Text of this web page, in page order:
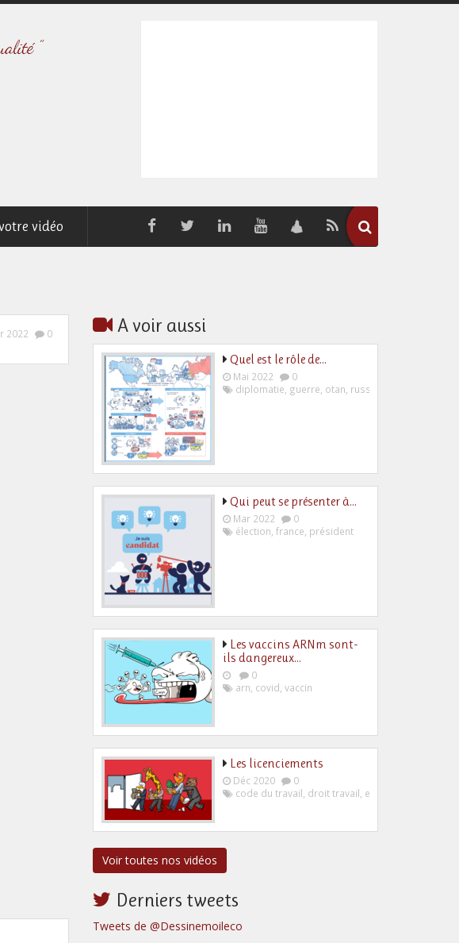
vidéo
2022 0 A voir aussi
Quel est le rôle de…
Mai 2022
0
diplomatie guerre otan russie
Qui peut se présenter à…
Mar 2022
0
élection france président
Les vaccins ARNm sont-
ils dangereux…
0
arn covid vaccin
Les licenciements
Déc 2020
0
code du travail droit travail employeur
Voir toutes nos vidéos
Derniers tweets
Tweets de @Dessinemoileco